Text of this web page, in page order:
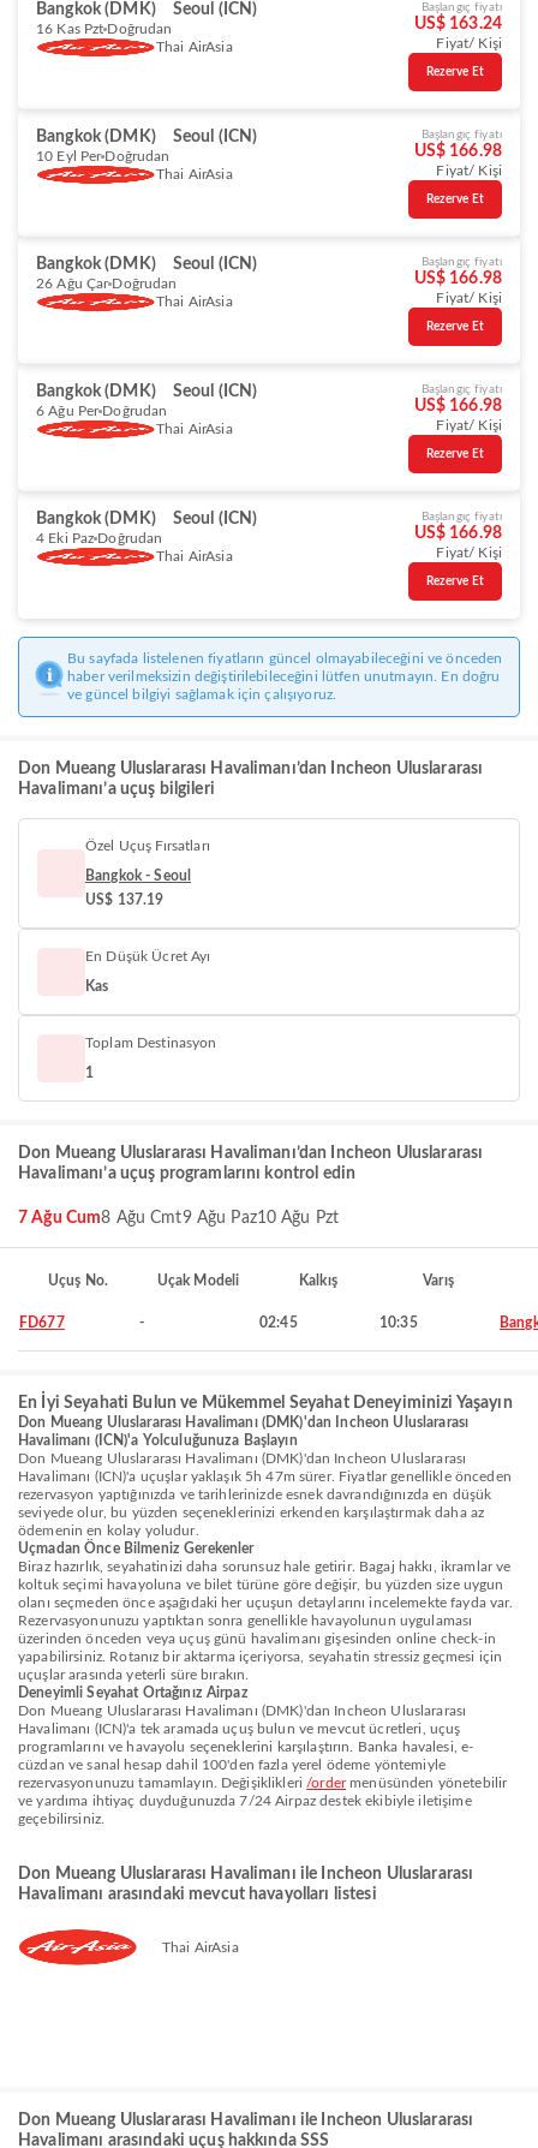
Bangkok (DMK) Seoul (ICN)
16 Kas Pzt Doğrudan
Thai AirAsia
Başlangıç fiyatı
US$ 163.24
Fiyat/ Kişi
Rezerve Et
Bangkok (DMK) Seoul (ICN)
10 Eyl Per Doğrudan
Thai AirAsia
Başlangıç fiyatı
US$ 166.98
Fiyat/ Kişi
Rezerve Et
Bangkok (DMK) Seoul (ICN)
26 Ağu Çar Doğrudan
Thai AirAsia
Başlangıç fiyatı
US$ 166.98
Fiyat/ Kişi
Rezerve Et
Bangkok (DMK) Seoul (ICN)
6 Ağu Per Doğrudan
Thai AirAsia
Başlangıç fiyatı
US$ 166.98
Fiyat/ Kişi
Rezerve Et
Bangkok (DMK) Seoul (ICN)
4 Eki Paz Doğrudan
Thai AirAsia
Başlangıç fiyatı
US$ 166.98
Fiyat/ Kişi
Rezerve Et
Bu sayfada listelenen fiyatların güncel olmayabileceğini ve önceden
haber verilmeksizin değiştirilebileceğini lütfen unutmayın. En doğru
ve güncel bilgiyi sağlamak için çalışıyoruz.
Don Mueang Uluslararası Havalimanı’dan Incheon Uluslararası
Havalimanı’a uçuş bilgileri
Özel Uçuş Fırsatları
Bangkok - Seoul
US$ 137.19
En Düşük Ücret Ayı
Kas
Toplam Destinasyon
1
Don Mueang Uluslararası Havalimanı’dan Incheon Uluslararası
Havalimanı’a uçuş programlarını kontrol edin
7 Ağu Cum8 Ağu Cmt9 Ağu Paz10 Ağu Pzt
Uçuş No. Uçak Modeli Kalkış Varış
FD677 - 02:45 10:35
En İyi Seyahati Bulun ve Mükemmel Seyahat Deneyiminizi Yaşayın
Don Mueang Uluslararası Havalimanı (DMK)'dan Incheon Uluslararası
Havalimanı (ICN)'a Yolculuğunuza Başlayın
Don Mueang Uluslararası Havalimanı (DMK)'dan Incheon Uluslararası
Havalimanı (ICN)'a uçuşlar yaklaşık 5h 47m sürer. Fiyatlar genellikle önceden
rezervasyon yaptığınızda ve tarihlerinizde esnek davrandığınızda en düşük
seviyede olur, bu yüzden seçeneklerinizi erkenden karşılaştırmak daha az
ödemenin en kolay yoludur.
Uçmadan Önce Bilmeniz Gerekenler
Biraz hazırlık, seyahatinizi daha sorunsuz hale getirir. Bagaj hakkı, ikramlar ve
koltuk seçimi havayoluna ve bilet türüne göre değişir, bu yüzden size uygun
olanı seçmeden önce aşağıdaki her uçuşun detaylarını incelemekte fayda var.
Rezervasyonunuzu yaptıktan sonra genellikle havayolunun uygulaması
üzerinden önceden veya uçuş günü havalimanı gişesinden online check-in
yapabilirsiniz. Rotanız bir aktarma içeriyorsa, seyahatin stressiz geçmesi için
uçuşlar arasında yeterli süre bırakın.
Deneyimli Seyahat Ortağınız Airpaz
Don Mueang Uluslararası Havalimanı (DMK)'dan Incheon Uluslararası
Havalimanı (ICN)'a tek aramada uçuş bulun ve mevcut ücretleri, uçuş
programlarını ve havayolu seçeneklerini karşılaştırın. Banka havalesi, e-
cüzdan ve sanal hesap dahil 100'den fazla yerel ödeme yöntemiyle
rezervasyonunuzu tamamlayın. Değişiklikleri /ordermenüsünden yönetebilir
ve yardıma ihtiyaç duyduğunuzda 7/24 Airpaz destek ekibiyle iletişime
geçebilirsiniz.
Don Mueang Uluslararası Havalimanı ile Incheon Uluslararası
Havalimanı arasındaki mevcut havayolları listesi
Thai AirAsia
Don Mueang Uluslararası Havalimanı ile Incheon Uluslararası
Havalimanı arasındaki uçuş hakkında SSS